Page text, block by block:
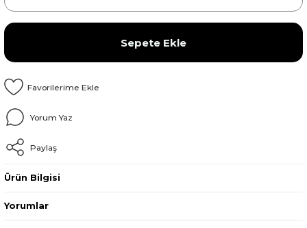
Sepete Ekle
Yorum Yaz
Paylaş
Ürün Bilgisi
Yorumlar